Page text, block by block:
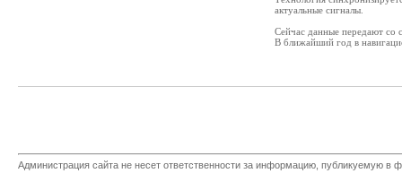
актуальные сигналы.
Сейчас данные передают со
В ближайший год в
Администрация сайта не несет ответственности за информацию, публикуемую